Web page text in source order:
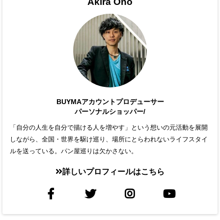
BUYMAアカウントプロデューサー
パーソナルショッパー/
「自分の人生を自分で描ける人を増やす」という想いの元活動を展開
しながら、全国・世界を駆け巡り、場所にとらわれないライフスタイ
ルを送っている。パン屋巡りは欠かさない。
詳しいプロフィールはこちら